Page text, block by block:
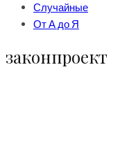
Случайные
От А до Я
законпроект